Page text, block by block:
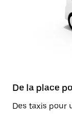
De la place
Des taxis pour